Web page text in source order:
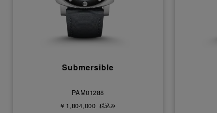
Submersible
PAM01288
￥1,804,000 税込み